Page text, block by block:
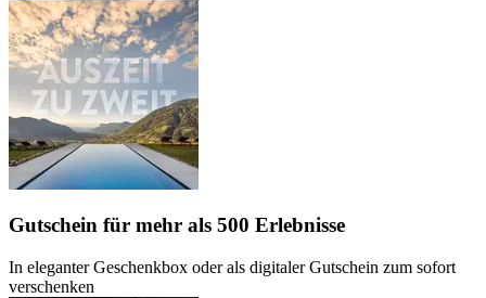
Gutschein für mehr als 500 Erlebnisse
In eleganter Geschenkbox oder als digitaler Gutschein zum sofort
verschenken